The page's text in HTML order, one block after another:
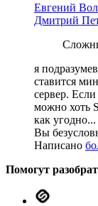
Евгений
Дмитрий
я
ставится
сервер. Если
можно хоть
как
Вы
Написано
Помогут